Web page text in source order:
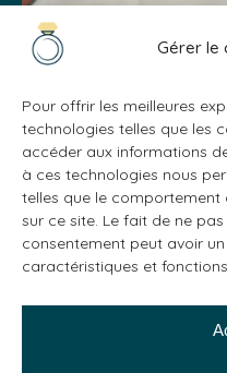
Gérer le
Pour offrir les meilleures
technologies telles que les
accéder aux informations
à ces technologies nous
telles que le comportement
sur ce site. Le fait de ne
consentement peut avoir
caractéristiques et